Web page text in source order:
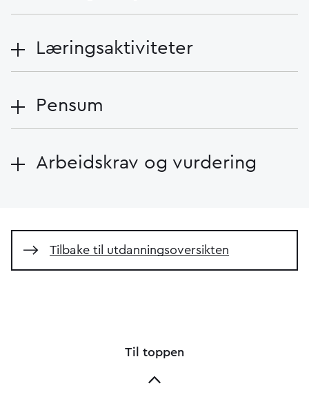
Læringsaktiviteter
Pensum
Arbeidskrav og vurdering
Tilbake til utdanningsoversikten
Til toppen